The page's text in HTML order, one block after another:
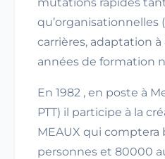
qu’organisationnelles
carrières, adaptation
années de formation
En 1982 , en poste à
PTT) il participe à la
MEAUX qui comptera
personnes et 80000